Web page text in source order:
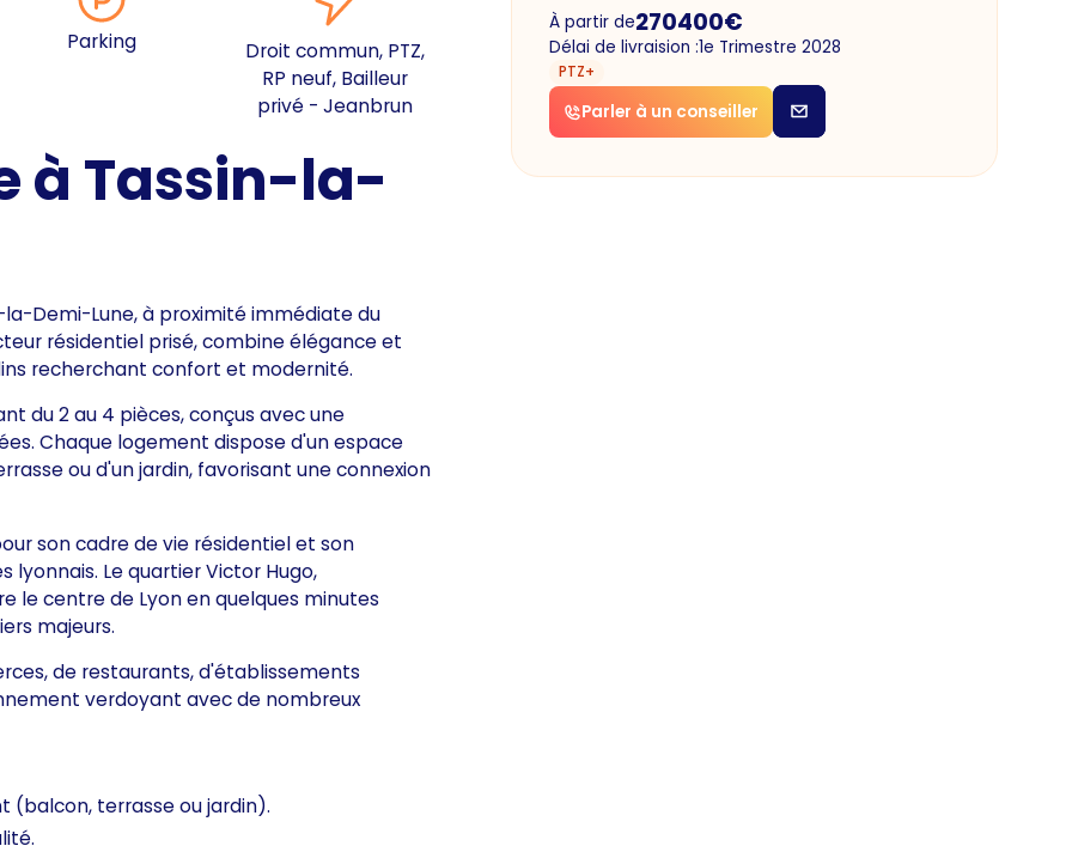
Parking
Droit commun, PTZ,
RP neuf, Bailleur
privé - Jeanbrun
à Tassin-la-
Demi-Lune, à proximité immédiate du
résidentiel prisé, combine élégance et
recherchant confort et modernité.
du 2 au 4 pièces, conçus avec une
Chaque logement dispose d'un espace
ou d'un jardin, favorisant une connexion
son cadre de vie résidentiel et son
lyonnais. Le quartier Victor Hugo,
le centre de Lyon en quelques minutes
majeurs.
de restaurants, d'établissements
verdoyant avec de nombreux
(balcon, terrasse ou jardin).
À partir de270400€
Délai de livraision :1e Trimestre 2028
PTZ+
Parler à un conseiller